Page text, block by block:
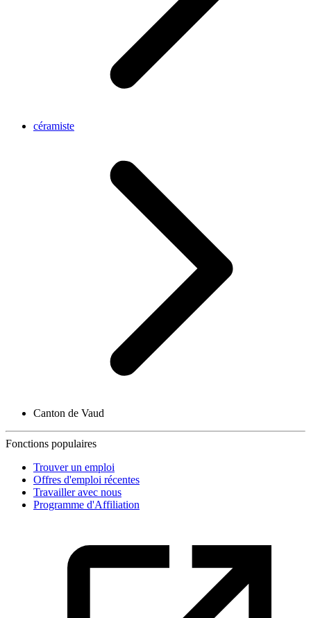
céramiste
Canton de Vaud
Fonctions populaires
Trouver un emploi
Offres d'emploi récentes
Travailler avec nous
Programme d'Affiliation